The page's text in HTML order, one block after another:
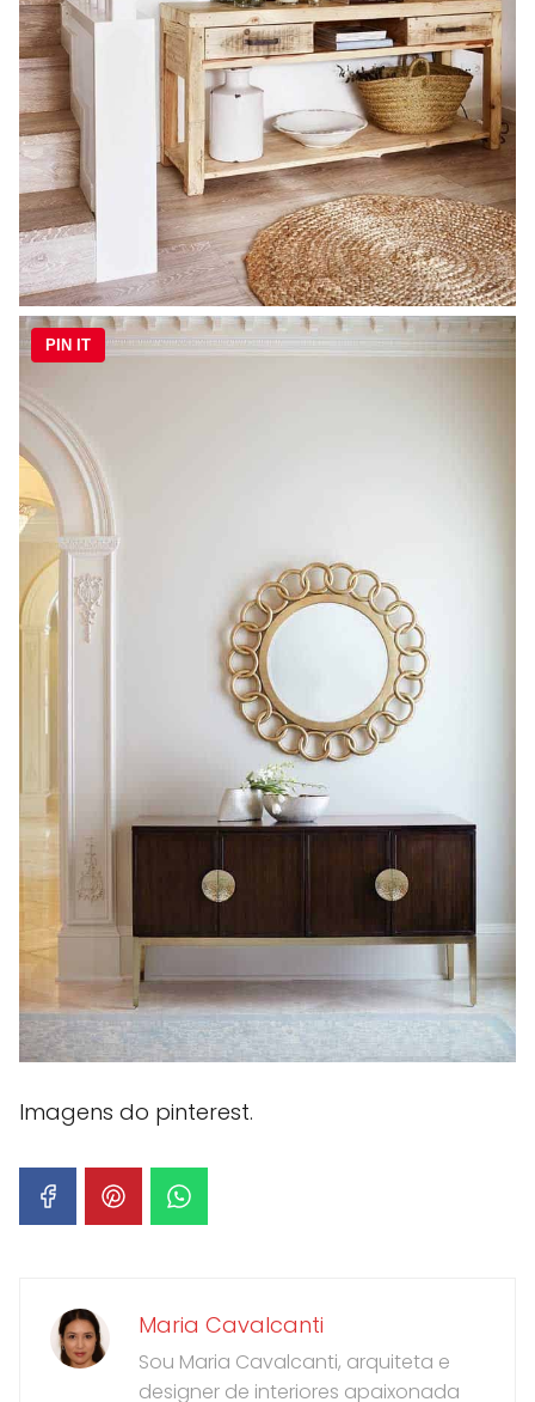
PIN IT
Imagens do pinterest.
Maria Cavalcanti
Sou Maria Cavalcanti, arquiteta e
designer de interiores apaixonada